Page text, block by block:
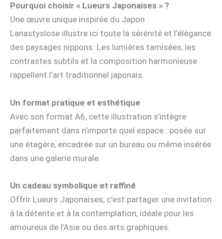
Pourquoi choisir « Lueurs Japonaises » ?
Une œuvre unique inspirée du Japon
Lanastyslose illustre ici toute la sérénité et l’élégance
des paysages nippons. Les lumières tamisées, les
contrastes subtils et la composition harmonieuse
rappellent l’art traditionnel japonais.
Un format pratique et esthétique
Avec son format A6, cette illustration s’intègre
parfaitement dans n’importe quel espace : posée sur
une étagère, encadrée sur un bureau ou même insérée
dans une galerie murale.
Un cadeau symbolique et raffiné
Offrir Lueurs Japonaises, c’est partager une invitation
à la détente et à la contemplation, idéale pour les
amoureux de l’Asie ou des arts graphiques.